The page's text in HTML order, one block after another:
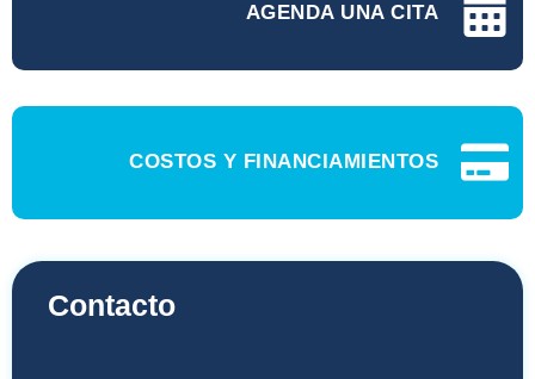
AGENDA UNA CITA
COSTOS Y FINANCIAMIENTOS
Contacto